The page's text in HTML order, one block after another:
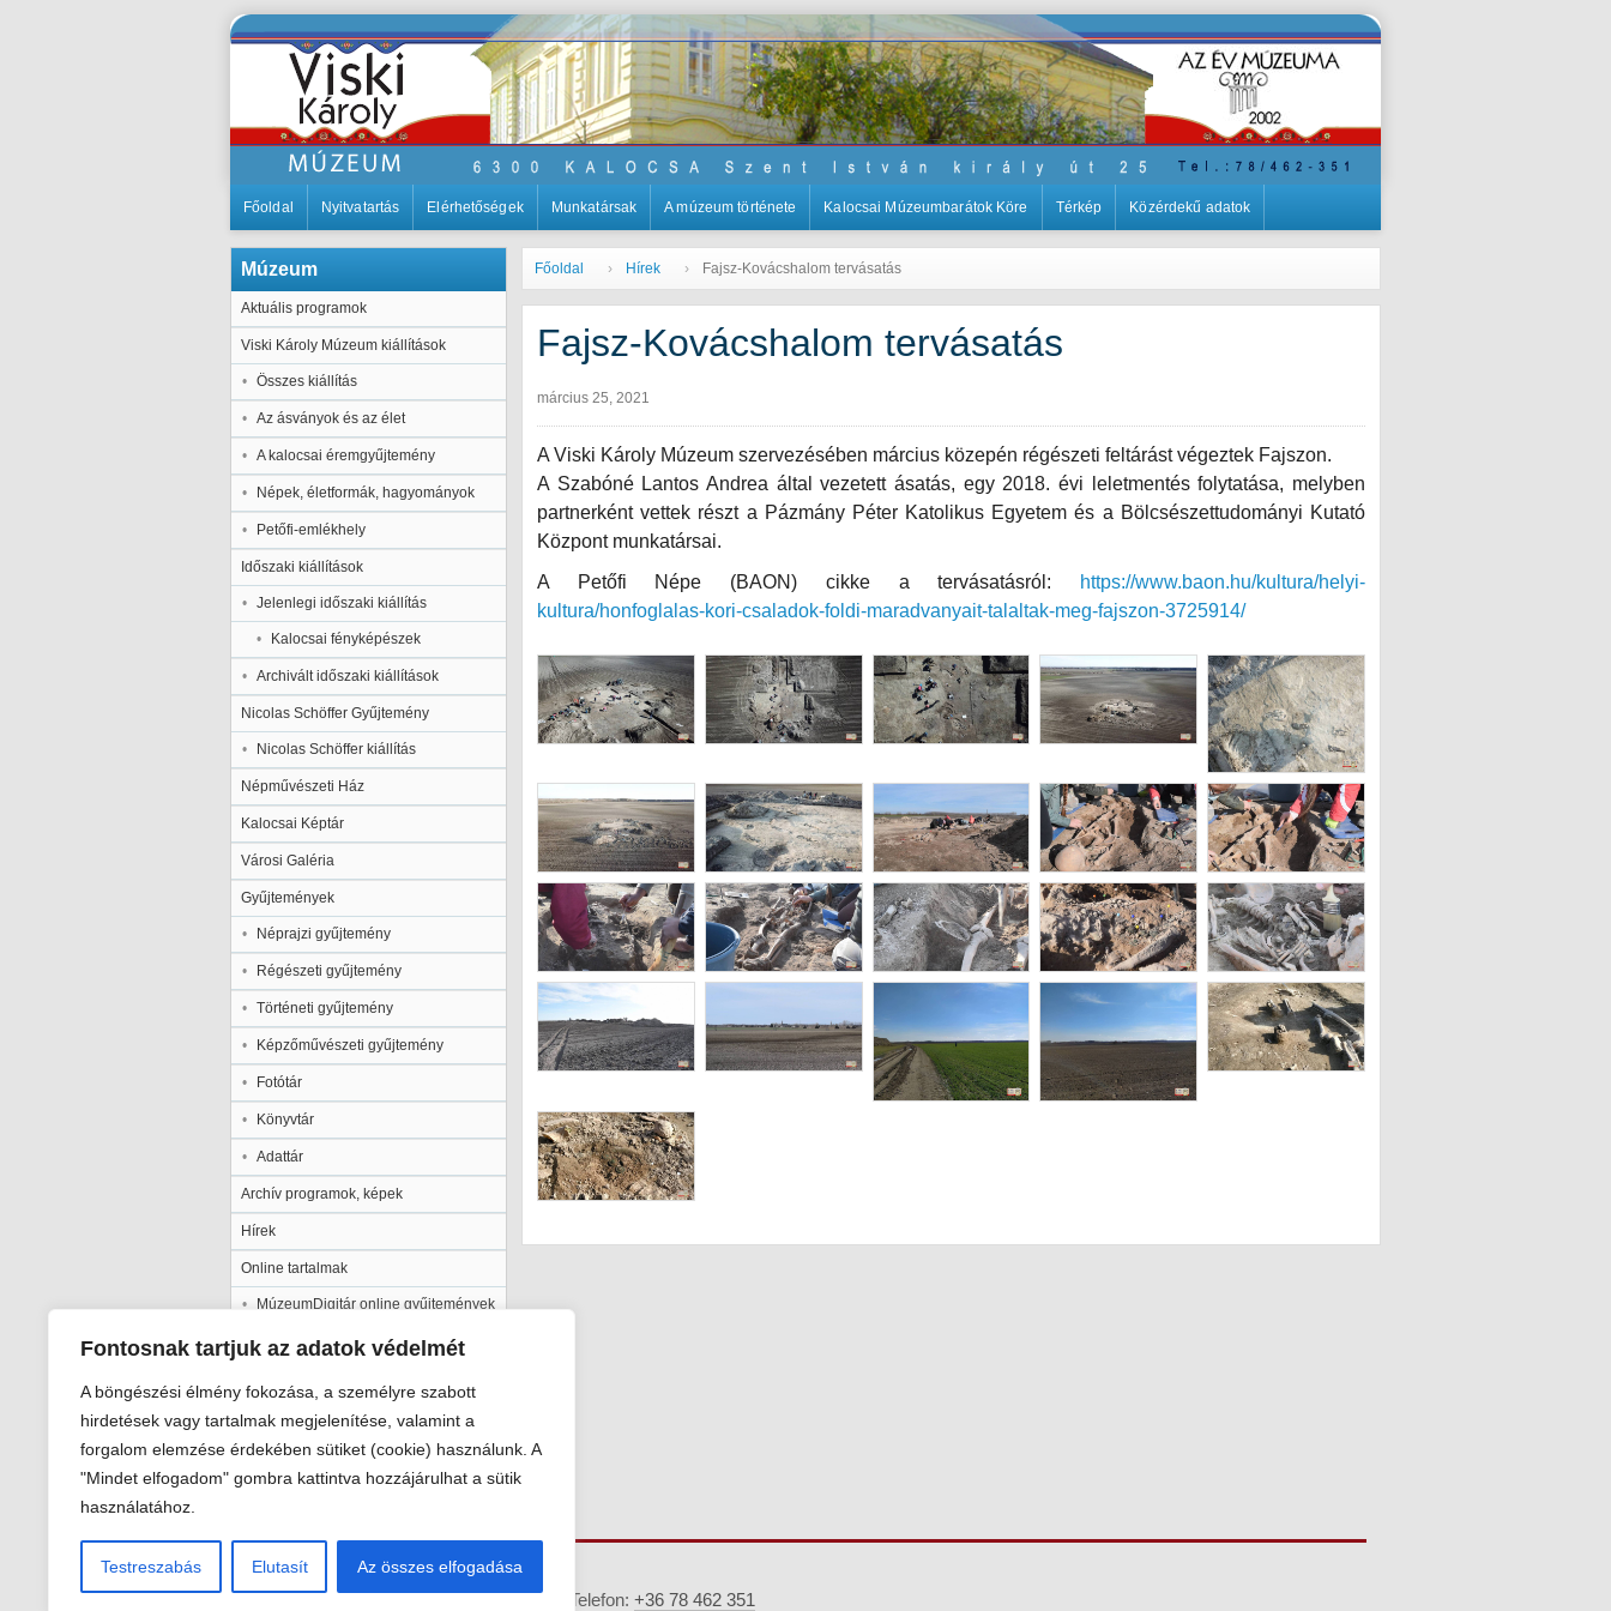
Fontosnak tartjuk az adatok védelmét
A böngészési élmény fokozása, a személyre szabott
hirdetések vagy tartalmak megjelenítése, valamint a
forgalom elemzése érdekében sütiket (cookie) használunk. A
"Mindet elfogadom" gombra kattintva hozzájárulhat a sütik
használatához.
Testreszabás Elutasít Az összes elfogadása
Főoldal Nyitvatartás Elérhetőségek Munkatársak A múzeum története Kalocsai Múzeumbarátok Köre Térkép Közérdekű adatok
Múzeum
Aktuális programok
Viski Károly Múzeum kiállítások
Összes kiállítás
Az ásványok és az élet
A kalocsai éremgyűjtemény
Népek, életformák, hagyományok
Petőfi-emlékhely
Időszaki kiállítások
Jelenlegi időszaki kiállítás
Kalocsai fényképészek
Archivált időszaki kiállítások
Nicolas Schöffer Gyűjtemény
Nicolas Schöffer kiállítás
Népművészeti Ház
Kalocsai Képtár
Városi Galéria
Gyűjtemények
Néprajzi gyűjtemény
Régészeti gyűjtemény
Történeti gyűjtemény
Képzőművészeti gyűjtemény
Fotótár
Könyvtár
Adattár
Archív programok, képek
Hírek
Online tartalmak
MúzeumDigitár online gyűjtemények
Kalocsai Települési Értéktár
Múzeumpedagógia
Pályázatok
Galéria
Főoldal Hírek Fajsz-Kovácshalom tervásatás
Fajsz-Kovácshalom tervásatás
március 25, 2021
A Viski Károly Múzeum szervezésében március közepén régészeti feltárást végeztek Fajszon.
A Szabóné Lantos Andrea által vezetett ásatás, egy 2018. évi leletmentés folytatása, melyben
partnerként vettek részt a Pázmány Péter Katolikus Egyetem és a Bölcsészettudományi Kutató
Központ munkatársai.
A Petőfi Népe (BAON) cikke a tervásatásról:
https://www.baon.hu/kultura/helyi-
kultura/honfoglalas-kori-csaladok-foldi-maradvanyait-talaltak-meg-fajszon-3725914/
Viski Károly Múzeum Kalocsa
6300 Kalocsa, Szent István király út 25. · Telefon: +36 78 462 351